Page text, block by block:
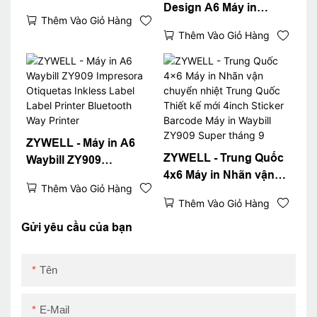
Máy in 4x6 Máy in A6
Thêm Vào Giỏ Hàng
Design A6 Máy in
Express Express Fast
4x6 Máy in nhãn Vận
chuyển Máy in Desktop
4 "
Thêm Vào Giỏ Hàng
ZYWELL - Máy in A6
Waybill ZY909
Inkless Label Label
Printer
Thêm Vào Giỏ Hàng
ZYWELL - Trung Quốc
4x6 Máy in Nhãn vận
Quốc Thiết kế mới
Thêm Vào Giỏ Hàng
Gửi yêu cầu của bạn
Tên
E-Mail